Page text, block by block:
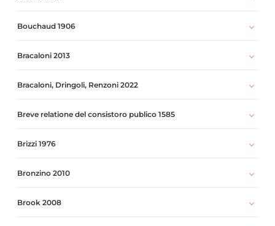
Bouchaud 1906
Bracaloni 2013
Bracaloni, Dringoli, Renzoni 2022
Breve relatione del consistoro publico 1585
Brizzi 1976
Bronzino 2010
Brook 2008